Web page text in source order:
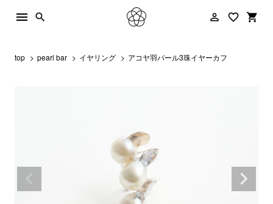
menu person_outline favorite_border shopping_cart
search
top pearl bar イヤリング アコヤ羽パール3珠イヤーカフ